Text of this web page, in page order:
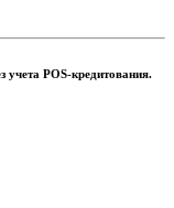
POS-кредитования.